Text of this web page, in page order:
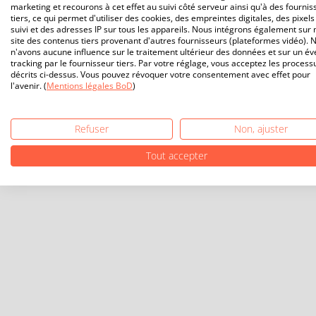
marketing et recourons à cet effet au suivi côté serveur ainsi qu'à des
tiers, ce qui permet d'utiliser des cookies, des empreintes digitales, des
suivi et des adresses IP sur tous les appareils. Nous intégrons également sur
site des contenus tiers provenant d'autres fournisseurs (plateformes vidéo).
n'avons aucune influence sur le traitement ultérieur des données et sur un
tracking par le fournisseur tiers. Par votre réglage, vous acceptez les
décrits ci-dessus. Vous pouvez révoquer votre consentement avec effet pour
l'avenir. (Mentions légales BoD)
Refuser
Non, ajuster
Tout accepter